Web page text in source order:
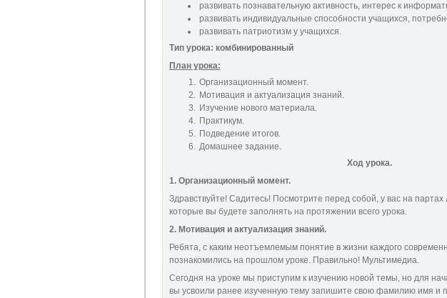
развивать познавательную активность, интерес к
развивать индивидуальные способности учащихся,
развивать патриотизм у учащихся.
Тип урока: комбинированный
План урока:
Организационный момент.
Мотивация и актуализация знаний.
Изучение нового материала.
Практикум.
Подведение итогов.
Домашнее задание.
Ход урока.
1. Организационный момент.
Здравствуйте! Садитесь! Посмотрите перед собой, у вас на
которые вы будете заполнять на протяжении всего урока.
2. Мотивация и актуализация знаний.
Ребята, с каким неотъемлемым понятие в жизни каждого
познакомились на прошлом уроке. Правильно! Мультимедиа.
Сегодня на уроке мы приступим к изучению новой темы, но для
вы усвоили ранее изученную тему запишите свою фамилию имя и